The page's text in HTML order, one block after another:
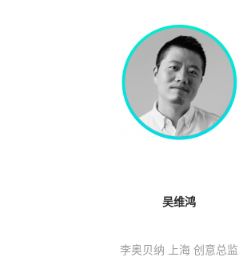
吴维鸿
李奥贝纳 上海 创意总监